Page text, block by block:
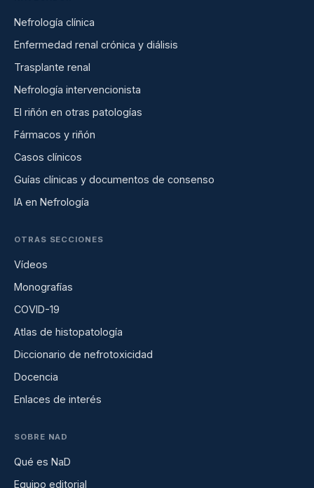
Nefrología clínica
Enfermedad renal crónica y diálisis
Trasplante renal
Nefrología intervencionista
El riñón en otras patologías
Fármacos y riñón
Casos clínicos
Guías clínicas y documentos de consenso
IA en Nefrología
OTRAS SECCIONES
Vídeos
Monografías
COVID-19
Atlas de histopatología
Diccionario de nefrotoxicidad
Docencia
Enlaces de interés
SOBRE NAD
Qué es NaD
Equipo editorial